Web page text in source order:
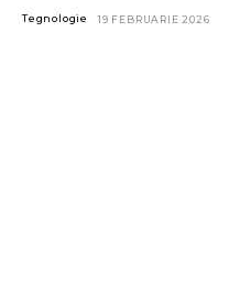
Tegnologie 19 FEBRUARIE 2026